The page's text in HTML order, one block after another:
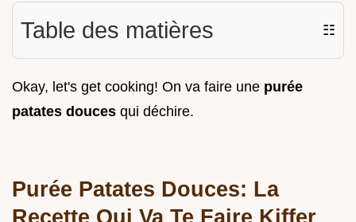
Table des matières ☷
Okay, let's get cooking! On va faire une purée
patates douces qui déchire.
Purée Patates Douces: La